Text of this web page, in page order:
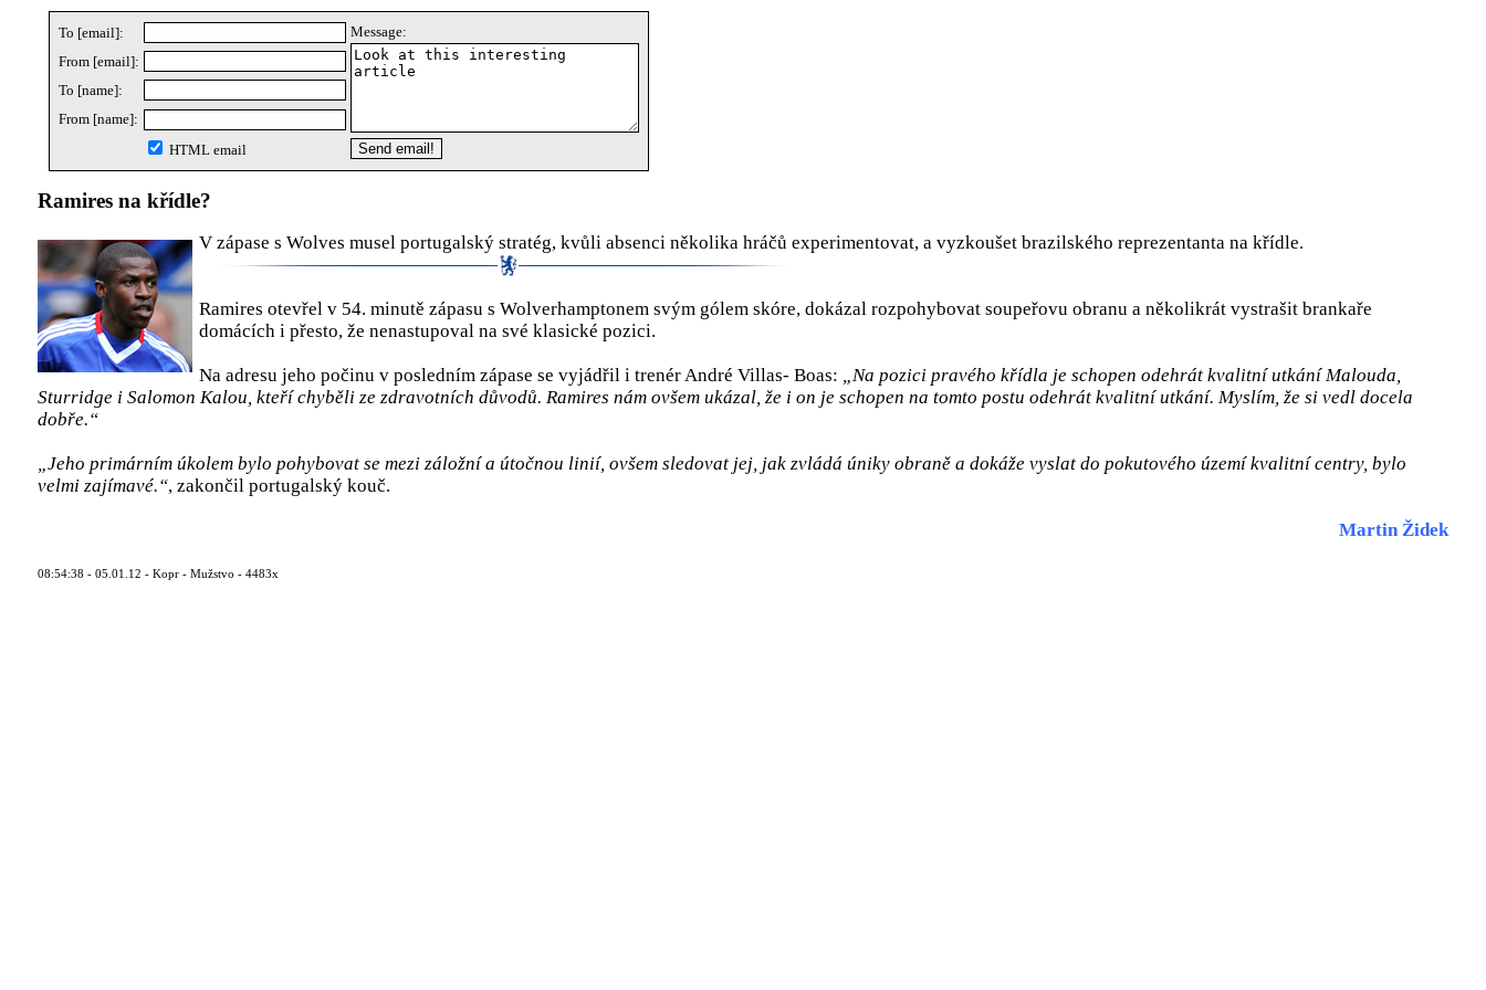
To [email]:
Message:
From [email]:
To [name]:
From [name]:
HTML email
Ramires na křídle?
V zápase s Wolves musel portugalský stratég, kvůli absenci několika hráčů experimentovat, a vyzkoušet brazilského reprezentanta na křídle.
Ramires otevřel v 54. minutě zápasu s Wolverhamptonem svým gólem skóre, dokázal rozpohybovat soupeřovu obranu a několikrát vystrašit brankaře
domácích i přesto, že nenastupoval na své klasické pozici.
Na adresu jeho počinu v posledním zápase se vyjádřil i trenér André Villas- Boas: „Na pozici pravého křídla je schopen odehrát kvalitní utkání Malouda,
Sturridge i Salomon Kalou, kteří chyběli ze zdravotních důvodů. Ramires nám ovšem ukázal, že i on je schopen na tomto postu odehrát kvalitní utkání. Myslím, že si vedl docela
dobře.“
„Jeho primárním úkolem bylo pohybovat se mezi záložní a útočnou linií, ovšem sledovat jej, jak zvládá úniky obraně a dokáže vyslat do pokutového území kvalitní centry, bylo
velmi zajímavé.“, zakončil portugalský kouč.
Martin Židek
08:54:38 - 05.01.12 - Kopr - Mužstvo - 4483x